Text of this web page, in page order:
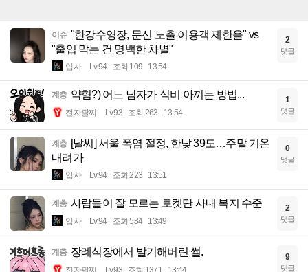
이슈 "한강수영장, 문신 노출 이용객 제한을" vs
"출입 막는 건 명백한 차별"
입사 Lv.94 조회 109 13:54
2
댓글
계층 약혐?) 어느 남자가 식비 아끼는 방법...
전자팔찌 Lv.93 조회 263 13:54
1
댓글
계층
[날씨] 서울 폭염 절정, 한낮 39도…주말 기온
내려가
입사 Lv.94 조회 223 13:51
0
댓글
계층 사람들이 잘 모르는 로켓단 사내 복지 수준
입사 Lv.94 조회 584 13:49
2
댓글
계층 장례식장에서 발기해버린 썰. 9
댓글